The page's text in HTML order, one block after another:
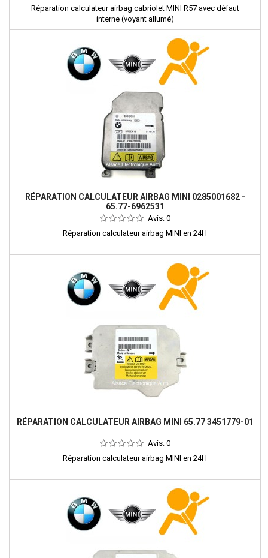
Réparation calculateur airbag cabriolet MINI R57 avec défaut
interne (voyant allumé)
RÉPARATION CALCULATEUR AIRBAG MINI 0285001682 -
65.77-6962531
Avis: 0
Réparation calculateur airbag MINI en 24H
RÉPARATION CALCULATEUR AIRBAG MINI 65.77 3451779-01
Avis: 0
Réparation calculateur airbag MINI en 24H